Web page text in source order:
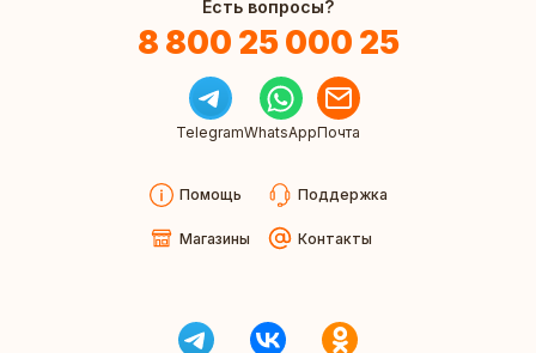
Есть вопросы?
8 800 25 000 25
TelegramWhatsAppПочта
Помощь Поддержка
Магазины Контакты